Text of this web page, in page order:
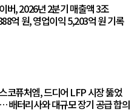
버, 2026년 2분기 매출액 3조
억 원, 영업이익 5,203억 원 기록
코퓨처엠, 드디어 LFP 시장 뚫었
배터리사와 대규모 장기 공급 합의